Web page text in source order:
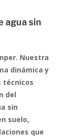
agua sin
Nuestra
dinámica y
técnicos
del
sin
suelo,
que